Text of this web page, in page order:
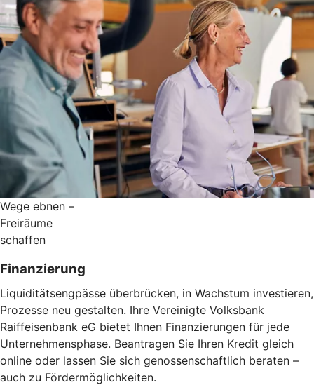
Wege ebnen –
Freiräume
schaffen
Finanzierung
Liquiditätsengpässe überbrücken, in Wachstum investieren,
Prozesse neu gestalten. Ihre Vereinigte Volksbank
Raiffeisenbank eG bietet Ihnen Finanzierungen für jede
Unternehmensphase. Beantragen Sie Ihren Kredit gleich
online oder lassen Sie sich genossenschaftlich beraten –
auch zu Fördermöglichkeiten.